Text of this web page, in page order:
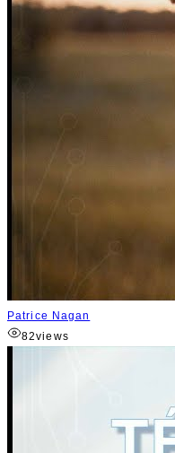
Patrice Nagan
82views